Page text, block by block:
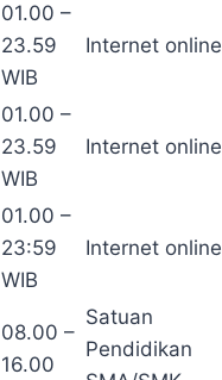
01.00 –
23.59
WIB
Internet online
01.00 –
23.59
WIB
Internet online
01.00 –
23:59
WIB
Internet online
08.00 –
16.00
Satuan
Pendidikan